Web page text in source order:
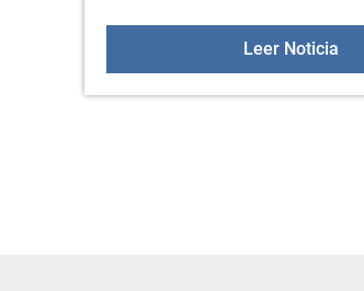
Leer Noticia